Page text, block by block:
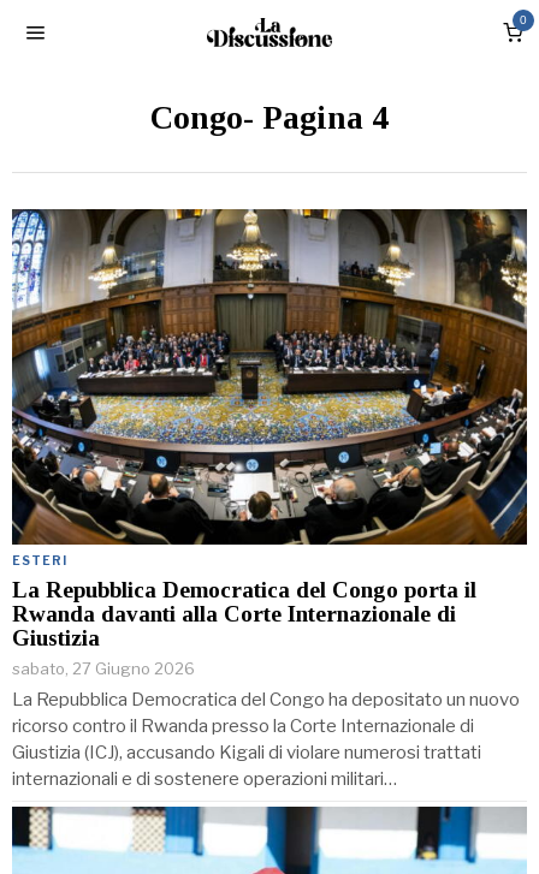
0
Congo- Pagina 4
ESTERI
La Repubblica Democratica del Congo porta il
Rwanda davanti alla Corte Internazionale di
Giustizia
sabato, 27 Giugno 2026
La Repubblica Democratica del Congo ha depositato un nuovo
ricorso contro il Rwanda presso la Corte Internazionale di
Giustizia (ICJ), accusando Kigali di violare numerosi trattati
internazionali e di sostenere operazioni militari…